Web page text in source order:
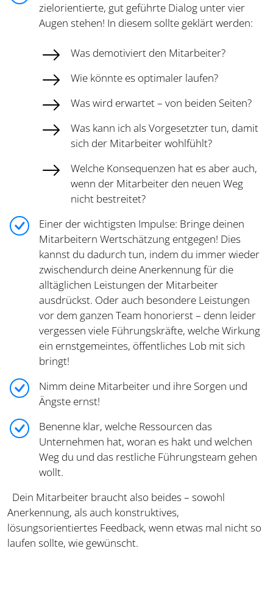
zielorientierte, gut geführte Dialog unter vier
Augen stehen! In diesem sollte geklärt werden:
Was demotiviert den Mitarbeiter?
Wie könnte es optimaler laufen?
Was wird erwartet – von beiden Seiten?
Was kann ich als Vorgesetzter tun, damit
sich der Mitarbeiter wohlfühlt?
Welche Konsequenzen hat es aber auch,
wenn der Mitarbeiter den neuen Weg
nicht bestreitet?
Einer der wichtigsten Impulse: Bringe deinen
Mitarbeitern Wertschätzung entgegen! Dies
kannst du dadurch tun, indem du immer wieder
zwischendurch deine Anerkennung für die
alltäglichen Leistungen der Mitarbeiter
ausdrückst. Oder auch besondere Leistungen
vor dem ganzen Team honorierst – denn leider
vergessen viele Führungskräfte, welche Wirkung
ein ernstgemeintes, öffentliches Lob mit sich
bringt!
Nimm deine Mitarbeiter und ihre Sorgen und
Ängste ernst!
Benenne klar, welche Ressourcen das
Unternehmen hat, woran es hakt und welchen
Weg du und das restliche Führungsteam gehen
wollt.
Dein Mitarbeiter braucht also beides – sowohl
Anerkennung, als auch konstruktives,
lösungsorientiertes Feedback, wenn etwas mal nicht so
laufen sollte, wie gewünscht.